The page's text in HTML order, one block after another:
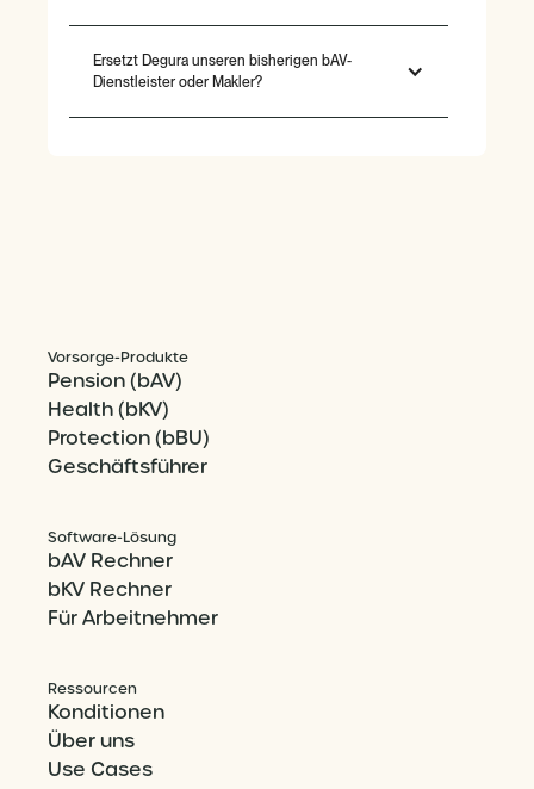
Ersetzt Degura unseren bisherigen bAV-
Dienstleister oder Makler?
Vorsorge-Produkte
Pension (bAV)
Health (bKV)
Protection (bBU)
Geschäftsführer
Software-Lösung
bAV Rechner
bKV Rechner
Für Arbeitnehmer
Ressourcen
Konditionen
Über uns
Use Cases